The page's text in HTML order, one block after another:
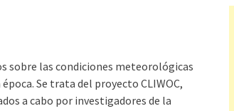
sobre las condiciones meteorológicas
Se trata del proyecto CLIWOC,
a cabo por investigadores de la